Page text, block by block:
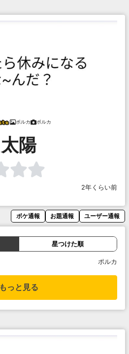
ポルカ ポルカ
太陽
2年くらい前
ボケ通報 お題通報 ユーザー通報
星つけた順
ポルカ
もっと見る